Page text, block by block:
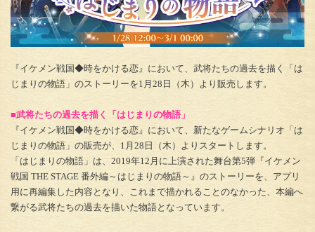
『イケメン戦国◆時をかける恋』において、武将たちの過去を描く「は
じまりの物語」のストーリーを1月28日（木）より販売します。
■武将たちの過去を描く「はじまりの物語」
『イケメン戦国◆時をかける恋』において、新たなゲームシナリオ「は
じまりの物語」の販売が、1月28日（木）よりスタートします。
「はじまりの物語」は、2019年12月に上演された舞台第5弾『イケメン
戦国 THE STAGE 番外編～はじまりの物語～』のストーリーを、アプリ
用に再編集した内容となり、これまで描かれることのなかった、本編へ
繋がる武将たちの過去を描いた物語となっています。